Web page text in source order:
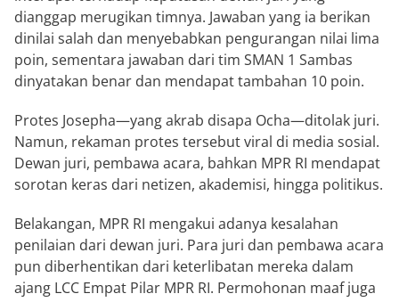
dianggap merugikan timnya. Jawaban yang ia berikan
dinilai salah dan menyebabkan pengurangan nilai lima
poin, sementara jawaban dari tim SMAN 1 Sambas
dinyatakan benar dan mendapat tambahan 10 poin.
Protes Josepha—yang akrab disapa Ocha—ditolak juri.
Namun, rekaman protes tersebut viral di media sosial.
Dewan juri, pembawa acara, bahkan MPR RI mendapat
sorotan keras dari netizen, akademisi, hingga politikus.
Belakangan, MPR RI mengakui adanya kesalahan
penilaian dari dewan juri. Para juri dan pembawa acara
pun diberhentikan dari keterlibatan mereka dalam
ajang LCC Empat Pilar MPR RI. Permohonan maaf juga